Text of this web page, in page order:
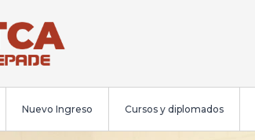
Nuevo Ingreso Cursos y diplomados